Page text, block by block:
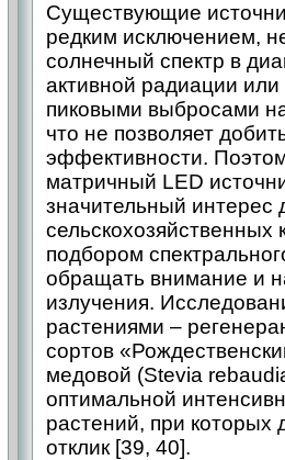
Существующие
редким исключением,
солнечный спектр в
активной радиации
пиковыми выбросами
что не позволяет
эффективности.
матричный LED
значительный
сельскохозяйственных
подбором
обращать внимание и
излучения.
растениями –
сортов
медовой (Stevia
оптимальной
растений, при которых
отклик [39, 40].